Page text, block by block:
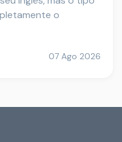
o
07 Ago 2026